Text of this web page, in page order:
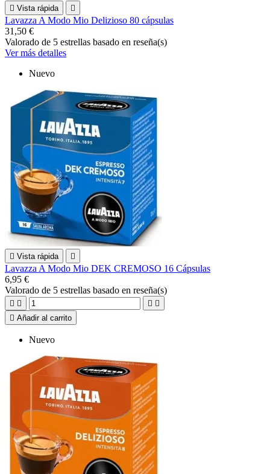
 Vista rápida 
Lavazza A Modo Mio Delizioso 80 cápsulas
31,50 €
Valorado de 5 estrellas basado en reseña(s)
Ver más detalles
Nuevo
 Vista rápida 
Lavazza A Modo Mio DEK CREMOSO 16 Cápsulas
6,95 €
Valorado de 5 estrellas basado en reseña(s)
   
 Añadir al carrito
Nuevo